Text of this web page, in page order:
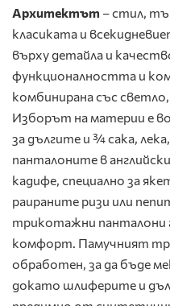
Архитектът – стил,
класиката и
върху детайла и
функционалността и
комбинирана със
Изборът на материи е
за дългите и ¾ сака,
панталоните в
кадифе, специално за
раираните ризи или
трикотажни панталони
комфорт. Памучният
обработен, за да бъде
докато шлиферите и